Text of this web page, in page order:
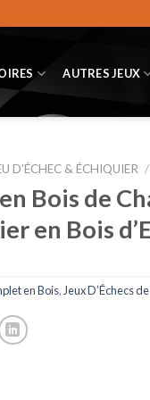
AUTRES JEUX
D’ÉCHEC & ÉCHIQUIER /
en Bois de
en Bois
en Bois, Jeux D’Échecs